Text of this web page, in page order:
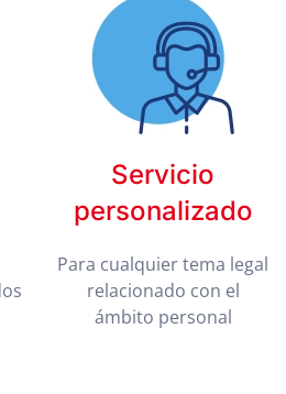
Servicio
personalizado
Para cualquier tema legal
relacionado con el
ámbito personal